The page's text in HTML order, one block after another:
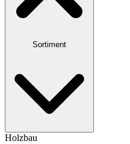
Sortiment
Holzbau